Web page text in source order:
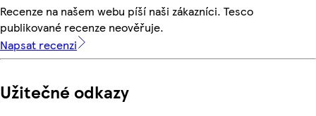
Recenze na našem webu píší naši zákazníci. Tesco
publikované recenze neověřuje.
Napsat recenzi
Užitečné odkazy